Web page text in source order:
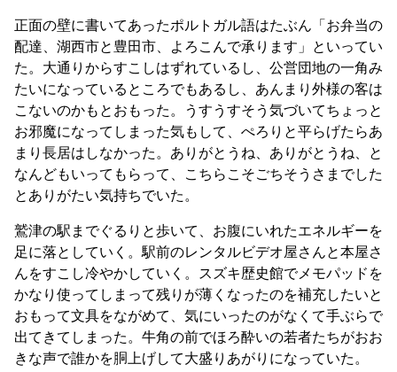
正面の壁に書いてあったポルトガル語はたぶん「お弁当の
配達、湖西市と豊田市、よろこんで承ります」といってい
た。大通りからすこしはずれているし、公営団地の一角み
たいになっているところでもあるし、あんまり外様の客は
こないのかもとおもった。うすうすそう気づいてちょっと
お邪魔になってしまった気もして、ぺろりと平らげたらあ
まり長居はしなかった。ありがとうね、ありがとうね、と
なんどもいってもらって、こちらこそごちそうさまでした
とありがたい気持ちでいた。
鷲津の駅までぐるりと歩いて、お腹にいれたエネルギーを
足に落としていく。駅前のレンタルビデオ屋さんと本屋さ
んをすこし冷やかしていく。スズキ歴史館でメモパッドを
かなり使ってしまって残りが薄くなったのを補充したいと
おもって文具をながめて、気にいったのがなくて手ぶらで
出てきてしまった。牛角の前でほろ酔いの若者たちがおお
きな声で誰かを胴上げして大盛りあがりになっていた。